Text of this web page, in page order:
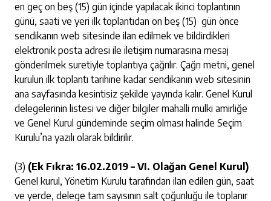
en geç on beş (15) gün içinde yapılacak ikinci toplantının
günü, saati ve yeri ilk toplantıdan on beş (15) gün önce
sendikanın web sitesinde ilan edilmek ve bildirdikleri
elektronik posta adresi ile iletişim numarasına mesaj
gönderilmek suretiyle toplantıya çağrılır. Çağrı metni, genel
kurulun ilk toplantı tarihine kadar sendikanın web sitesinin
ana sayfasında kesintisiz şekilde yayında kalır. Genel Kurul
delegelerinin listesi ve diğer bilgiler mahalli mülki amirliğe
ve Genel Kurul gündeminde seçim olması halinde Seçim
Kurulu’na yazılı olarak bildirilir.
(3) (Ek Fıkra: 16.02.2019 – VI. Olağan Genel Kurul)
Genel kurul, Yönetim Kurulu tarafından ilan edilen gün, saat
ve yerde, delege tam sayısının salt çoğunluğu ile toplanır